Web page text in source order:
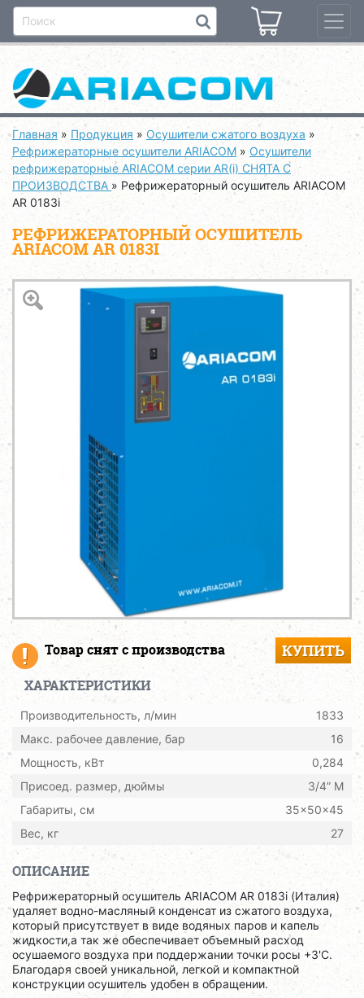
Главная » Продукция » Осушители сжатого воздуха »
Рефрижераторные осушители ARIACOM » Осушители
рефрижераторные ARIACOM серии AR(i) CНЯТА С
ПРОИЗВОДСТВА » Рефрижераторный осушитель ARIACOM
AR 0183i
РЕФРИЖЕРАТОРНЫЙ ОСУШИТЕЛЬ
ARIACOM AR 0183I
Товар снят с производства КУПИТЬ
ХАРАКТЕРИСТИКИ
Производительность, л/мин
1833
Макс. рабочее давление, бар
16
Мощность, кВт
0,284
Присоед. размер, дюймы
3/4” M
Габариты, см
35x50x45
Вес, кг
27
ОПИСАНИЕ
Рефрижераторный осушитель ARIACOM AR 0183i (Италия)
удаляет водно-масляный конденсат из сжатого воздуха,
который присутствует в виде водяных паров и капель
жидкости,а так же обеспечивает объемный расход
осушаемого воздуха при поддержании точки росы +3'С.
Благодаря своей уникальной, легкой и компактной
конструкции осушитель удобен в обращении.